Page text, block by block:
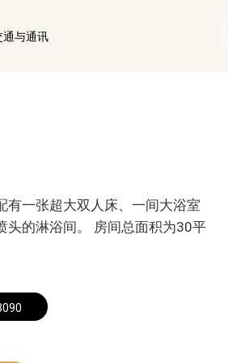
通与通讯
有一张超大双人床、一间大浴室
头的淋浴间。 房间总面积为30平